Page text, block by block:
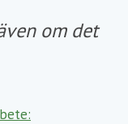
om det